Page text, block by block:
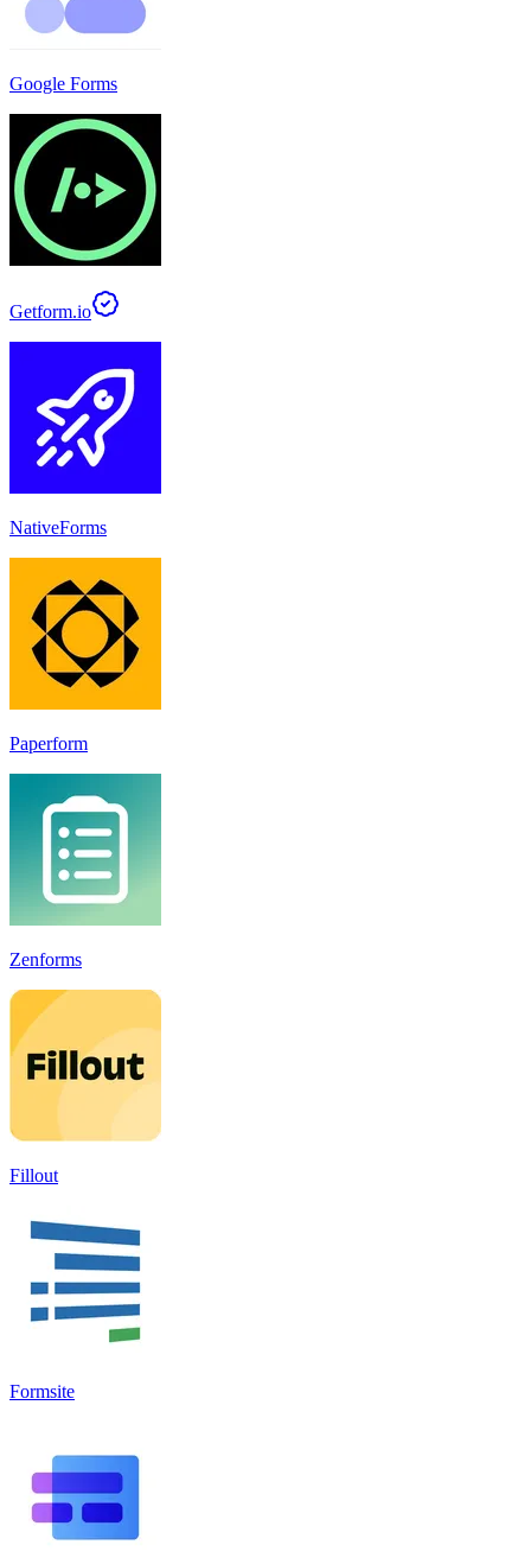
Google Forms
Getform.io
NativeForms
Paperform
Zenforms
Fillout
Formsite